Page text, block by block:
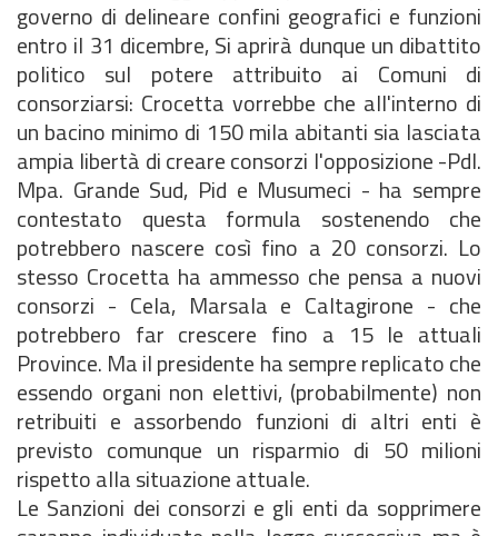
governo di delineare confini geografici e funzioni
entro il 31 dicembre, Si aprirà dunque un dibattito
politico sul potere attribuito ai Comuni di
consorziarsi: Crocetta vorrebbe che all'interno di
un bacino minimo di 150 mila abitanti sia lasciata
ampia libertà di creare consorzi l'opposizione -Pdl.
Mpa. Grande Sud, Pid e Musumeci - ha sempre
contestato questa formula sostenendo che
potrebbero nascere così fino a 20 consorzi. Lo
stesso Crocetta ha ammesso che pensa a nuovi
consorzi - Cela, Marsala e Caltagirone - che
potrebbero far crescere fino a 15 le attuali
Province. Ma il presidente ha sempre replicato che
essendo organi non elettivi, (probabilmente) non
retribuiti e assorbendo funzioni di altri enti è
previsto comunque un risparmio di 50 milioni
rispetto alla situazione attuale.
Le Sanzioni dei consorzi e gli enti da sopprimere